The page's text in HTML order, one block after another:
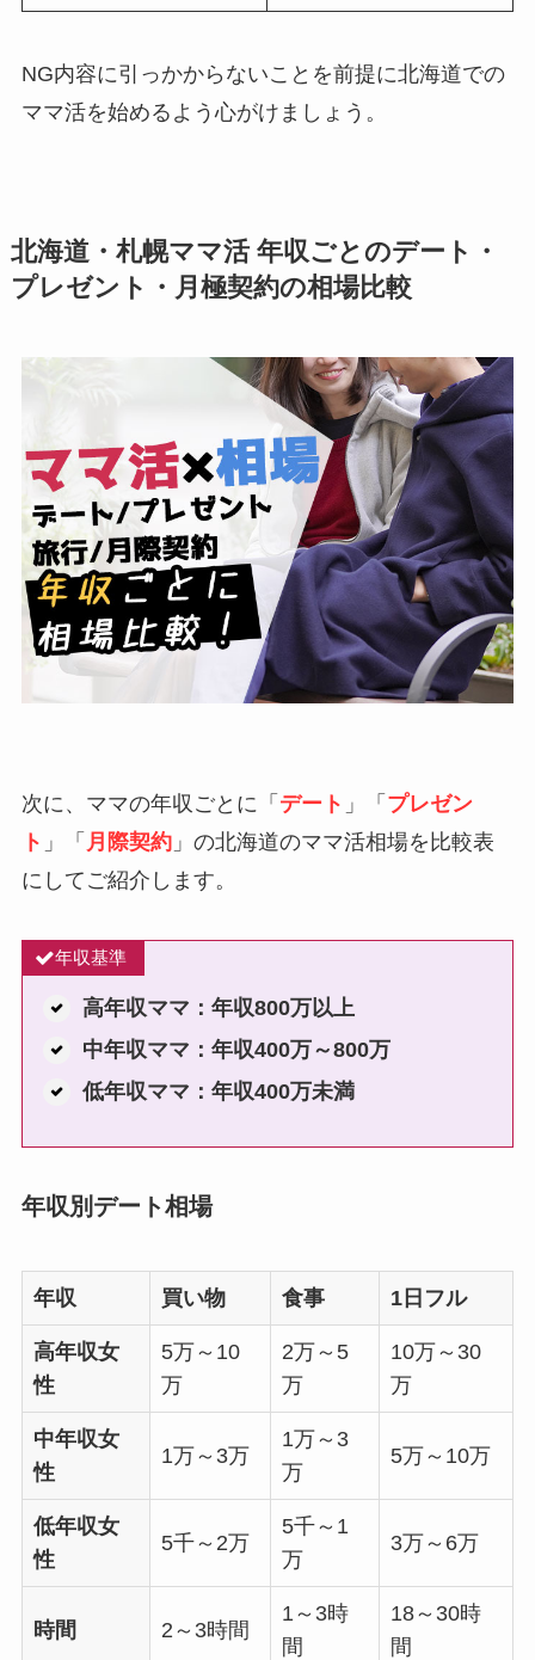
NG内容に引っかからないことを前提に北海道での
ママ活を始めるよう心がけましょう。
北海道・札幌ママ活 年収ごとのデート・
プレゼント・月極契約の相場比較
次に、ママの年収ごとに「 デート 」「 プレゼン
ト 」「 月際契約」の北海道のママ活相場を比較表
にしてご紹介します。
年収基準
高年収ママ：年収800万以上
中年収ママ：年収400万～800万
低年収ママ：年収400万未満
年収別デート相場
年収 買い物 食事 1日フル
高年収女
性
5万～10
万
2万～5
万
10万～30
万
中年収女
性
1万～3万
1万～3
万
5万～10万
低年収女
性
5千～2万
5千～1
万
3万～6万
時間 2～3時間
1～3時
間
18～30時
間